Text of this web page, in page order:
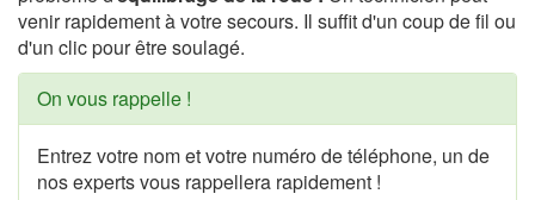
venir rapidement à votre secours. Il suffit d'un coup de fil ou
d'un clic pour être soulagé.
On vous rappelle !
Entrez votre nom et votre numéro de téléphone, un de
nos experts vous rappellera rapidement !